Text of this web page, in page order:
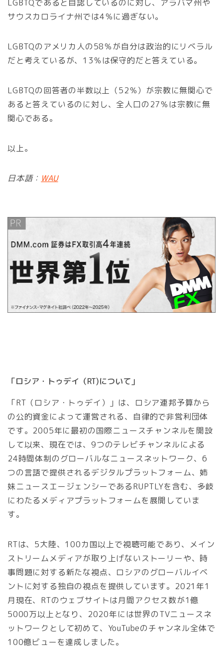
LGBTQであると自認しているのに対し、アラバマ州や
サウスカロライナ州では4％に過ぎない。
LGBTQのアメリカ人の58％が自分は政治的にリベラル
だと考えているが、13％は保守的だと答えている。
LGBTQの回答者の半数以上（52％）が宗教に無関心で
あると答えているのに対し、全人口の27％は宗教に無
関心である。
以上。
日本語： WAU
「ロシア・トゥデイ（RT)について」
「RT（ロシア・トゥデイ）」は、ロシア連邦予算から
の公的資金によって運営される、自律的で非営利団体
です。2005年に最初の国際ニュースチャンネルを開設
して以来、現在では、9つのテレビチャンネルによる
24時間体制のグローバルなニュースネットワーク、6
つの言語で提供されるデジタルプラットフォーム、姉
妹ニュースエージェンシーであるRUPTLYを含む、多岐
にわたるメディアプラットフォームを展開していま
す。
RTは、5大陸、100カ国以上で視聴可能であり、メイン
ストリームメディアが取り上げないストーリーや、時
事問題に対する新たな視点、ロシアのグローバルイベ
ントに対する独自の視点を提供しています。2021年1
月現在、RTのウェブサイトは月間アクセス数が1億
5000万以上となり、2020年には世界のTVニュースネ
ットワークとして初めて、YouTubeのチャンネル全体で
100億ビューを達成しました。